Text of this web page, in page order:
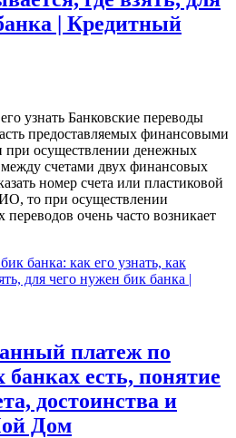
| Кредитный
узнать Банковские переводы
предоставляемых финансовыми
при осуществлении денежных
счетами двух финансовых
номер счета или пластиковой
то при осуществлении
очень часто возникает
банка: как его узнать, как
для чего нужен бик банка |
платеж по
банках есть, понятие
достоинства и
Дом